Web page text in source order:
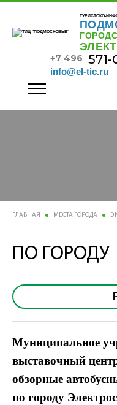
ТУРИСТСКО-
+7 496 571-
info@el-tic.ru
ГЛАВНАЯ МЕСТА ГОРОДА
ПО ГОРОДУ
Муниципальное
выставочный
обзорные
по городу